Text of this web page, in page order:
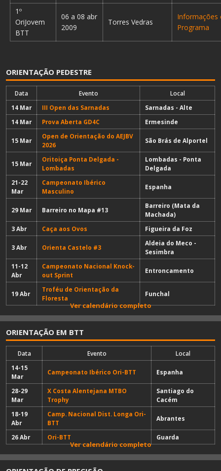
1º
OriJovem
BTT
06 a 08 abr
2009
Torres Vedras
Informações
Programa
ORIENTAÇÃO PEDESTRE
Data Evento
Local
14 Mar
III Open das Sarnadas
Sarnadas - Alte
14 Mar
Prova Aberta GD4C Ermesinde
15 Mar
Open de Orientação do AEJBV
2026
São Brás de Alportel
15 Mar
Oritoiça Ponta Delgada -
Lombadas
Lombadas - Ponta
Delgada
21-22
Mar
Campeonato Ibérico
Masculino
Espanha
29 Mar Barreiro no Mapa #13
Barreiro (Mata da
Machada)
3 Abr
Caça aos Ovos Figueira da Foz
3 Abr Orienta Castelo #3
Aldeia do Meco -
Sesimbra
11-12
Abr
Campeonato Nacional Knock-
out Sprint
Entroncamento
19 Abr
Troféu de Orientação da
Floresta
Funchal
Ver calendário completo
ORIENTAÇÃO EM BTT
Data Evento
Local
14-15
Mar
Campeonato Ibérico Ori-BTT Espanha
28-29
Mar
X Costa Alentejana MTBO
Trophy
Santiago do
Cacém
18-19
Abr
Camp. Nacional Dist. Longa Ori-
BTT
Abrantes
26 Abr Ori-BTT Guarda
Ver calendário completo